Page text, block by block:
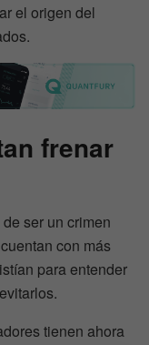
el origen del
frenar
ser un crimen
con más
para entender
tienen ahora